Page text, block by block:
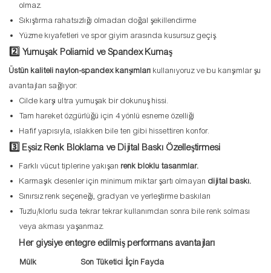
olmaz.
Sıkıştırma rahatsızlığı olmadan doğal şekillendirme
Yüzme kıyafetleri ve spor giyim arasında kusursuz geçiş.
2️⃣ Yumuşak Poliamid ve Spandex Kumaş
Üstün kaliteli naylon-spandex karışımları kullanıyoruz ve bu karışımlar şu
avantajları sağlıyor:
Cilde karşı ultra yumuşak bir dokunuş hissi.
Tam hareket özgürlüğü için 4 yönlü esneme özelliği
Hafif yapısıyla, ıslakken bile ten gibi hissettiren konfor.
3️⃣ Eşsiz Renk Bloklama ve Dijital Baskı Özelleştirmesi
Farklı vücut tiplerine yakışan renk bloklu tasarımlar.
Karmaşık desenler için minimum miktar şartı olmayan dijital baskı.
Sınırsız renk seçeneği, gradyan ve yerleştirme baskıları
Tuzlu/klorlu suda tekrar tekrar kullanımdan sonra bile renk solması
veya akması yaşanmaz.
Her giysiye entegre edilmiş performans avantajları
Mülk
Son Tüketici İçin Fayda